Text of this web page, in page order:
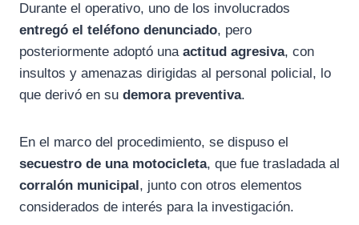
Durante el operativo, uno de los involucrados
entregó el teléfono denunciado, pero
posteriormente adoptó una actitud agresiva, con
insultos y amenazas dirigidas al personal policial, lo
que derivó en su demora preventiva.
En el marco del procedimiento, se dispuso el
secuestro de una motocicleta, que fue trasladada al
corralón municipal, junto con otros elementos
considerados de interés para la investigación.